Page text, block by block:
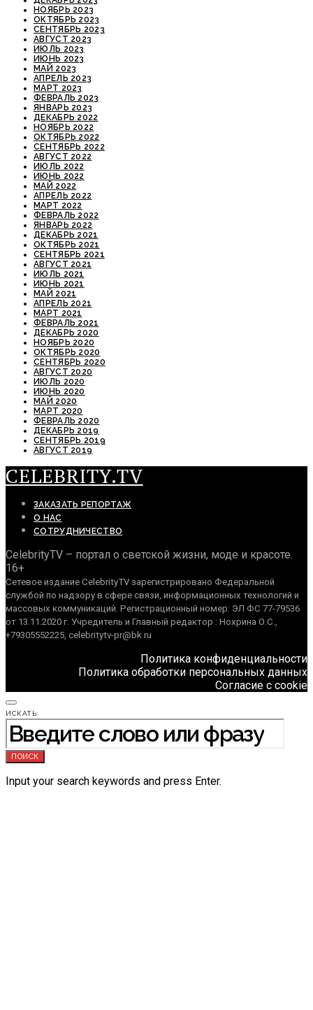
НОЯБРЬ 2023
ОКТЯБРЬ 2023
СЕНТЯБРЬ 2023
АВГУСТ 2023
ИЮЛЬ 2023
ИЮНЬ 2023
МАЙ 2023
АПРЕЛЬ 2023
МАРТ 2023
ФЕВРАЛЬ 2023
ЯНВАРЬ 2023
ДЕКАБРЬ 2022
НОЯБРЬ 2022
ОКТЯБРЬ 2022
СЕНТЯБРЬ 2022
АВГУСТ 2022
ИЮЛЬ 2022
ИЮНЬ 2022
МАЙ 2022
АПРЕЛЬ 2022
МАРТ 2022
ФЕВРАЛЬ 2022
ЯНВАРЬ 2022
ДЕКАБРЬ 2021
ОКТЯБРЬ 2021
СЕНТЯБРЬ 2021
АВГУСТ 2021
ИЮЛЬ 2021
ИЮНЬ 2021
МАЙ 2021
АПРЕЛЬ 2021
МАРТ 2021
ФЕВРАЛЬ 2021
ДЕКАБРЬ 2020
НОЯБРЬ 2020
ОКТЯБРЬ 2020
СЕНТЯБРЬ 2020
АВГУСТ 2020
ИЮЛЬ 2020
ИЮНЬ 2020
МАЙ 2020
МАРТ 2020
ФЕВРАЛЬ 2020
ДЕКАБРЬ 2019
СЕНТЯБРЬ 2019
АВГУСТ 2019
CELEBRITY.TV
ЗАКАЗАТЬ РЕПОРТАЖ
О НАС
СОТРУДНИЧЕСТВО
CelebrityTV – портал о светской жизни, моде и красоте.
16+
Сетевое издание CelebrityTV зарегистрировано Федеральной
службой по надзору в сфере связи, информационных технологий и
массовых коммуникаций. Регистрационный номер: ЭЛ ФС 77-79536
от 13.11.2020 г. Учредитель и Главный редактор : Нохрина О.С.,
+79305552225, celebritytv-pr@bk.ru
Политика конфиденциальности
Политика обработки персональных данных
Согласие с cookie
ИСКАТЬ:
ПОИСК
Input your search keywords and press Enter.